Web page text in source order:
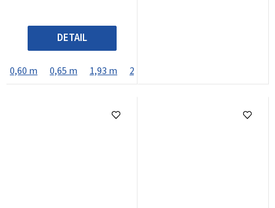
DETAIL
0,60 m 0,65 m 1,93 m 2,10 m